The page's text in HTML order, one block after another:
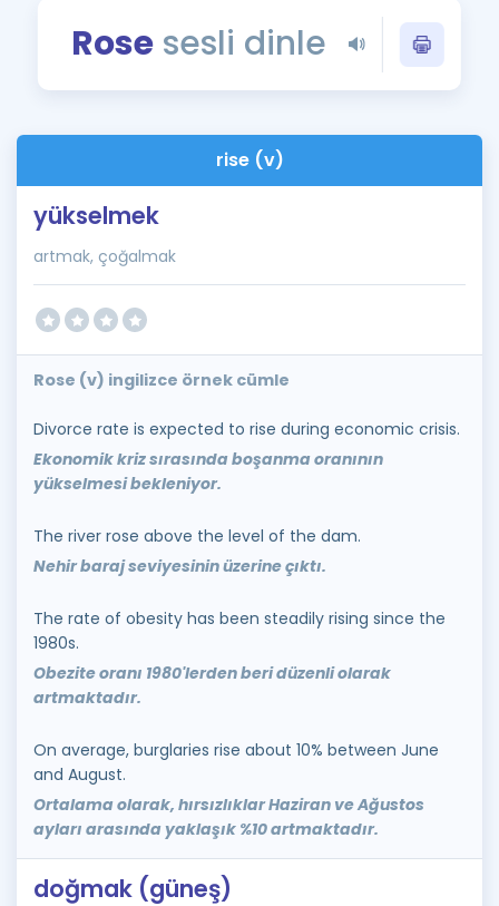
Blog
İngilizce Gramer
Rosesesli dinle
rise (v)
yükselmek
artmak, çoğalmak
Rose (v) ingilizce örnek cümle
Divorce rate is expected to rise during economic crisis.
Ekonomik kriz sırasında boşanma oranının
yükselmesi bekleniyor.
The river rose above the level of the dam.
Nehir baraj seviyesinin üzerine çıktı.
The rate of obesity has been steadily rising since the
1980s.
Obezite oranı 1980'lerden beri düzenli olarak
artmaktadır.
On average, burglaries rise about 10% between June
and August.
Ortalama olarak, hırsızlıklar Haziran ve Ağustos
ayları arasında yaklaşık %10 artmaktadır.
doğmak (güneş)